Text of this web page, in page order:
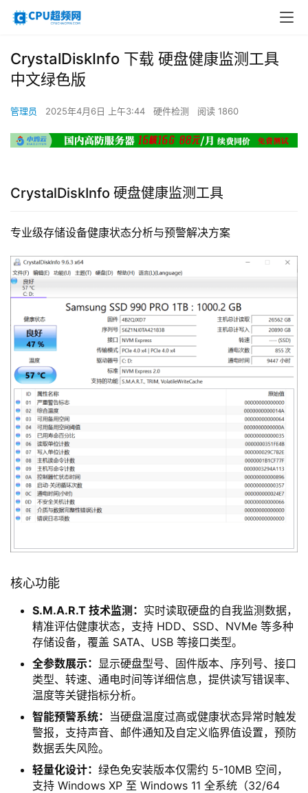
CrystalDiskInfo 下载 硬盘健康监测工具
中文绿色版
管理员 2025年4月6日 上午3:44 硬件检测 阅读 1860
CrystalDiskInfo 硬盘健康监测工具
专业级存储设备健康状态分析与预警解决方案
核心功能
S.M.A.R.T 技术监测： 实时读取硬盘的自我监测数据，
精准评估健康状态，支持 HDD、SSD、NVMe 等多种
存储设备，覆盖 SATA、USB 等接口类型。
全参数展示： 显示硬盘型号、固件版本、序列号、接口
类型、转速、通电时间等详细信息，提供读写错误率、
温度等关键指标分析。
智能预警系统： 当硬盘温度过高或健康状态异常时触发
警报，支持声音、邮件通知及自定义临界值设置，预防
数据丢失风险。
轻量化设计： 绿色免安装版本仅需约 5-10MB 空间，
支持 Windows XP 至 Windows 11 全系统（32/64